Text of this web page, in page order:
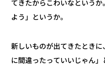
てきたからこわいなという
よう」というか。
新しいものが出てきたとき
に間違ったっていいじゃん